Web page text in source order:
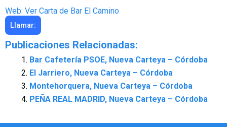
Web: Ver Carta de Bar El Camino
Llamar:
Publicaciones Relacionadas:
Bar Cafetería PSOE, Nueva Carteya – Córdoba
El Jarriero, Nueva Carteya – Córdoba
Montehorquera, Nueva Carteya – Córdoba
PEÑA REAL MADRID, Nueva Carteya – Córdoba